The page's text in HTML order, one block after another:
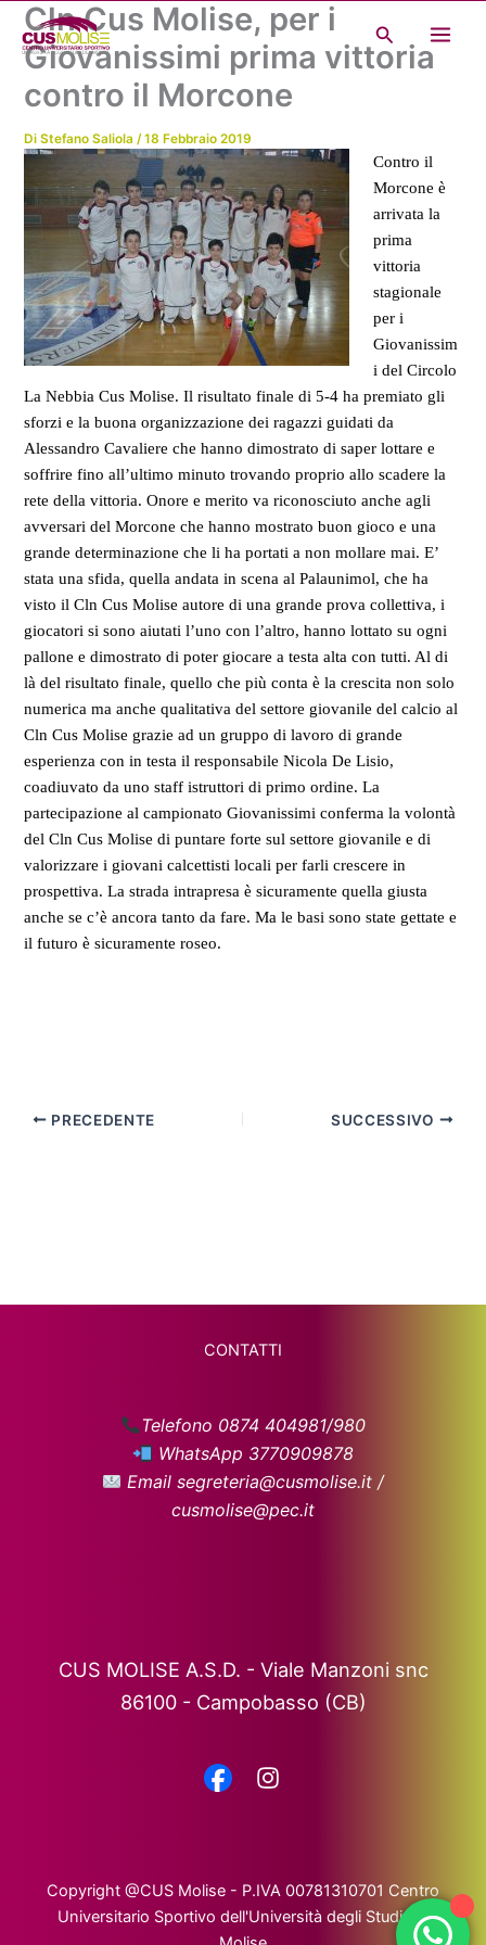
contenuto
Cerca
Cln Cus Molise, per i
Giovanissimi prima vittoria
contro il Morcone
DiStefano Saliola/18 Febbraio 2019
Contro il
Morcone è
arrivata la
prima
vittoria
stagionale
per i
Giovanissim
i del Circolo
La Nebbia Cus Molise. Il risultato finale di 5-4 ha premiato gli
sforzi e la buona organizzazione dei ragazzi guidati da
Alessandro Cavaliere che hanno dimostrato di saper lottare e
soffrire fino all’ultimo minuto trovando proprio allo scadere la
rete della vittoria. Onore e merito va riconosciuto anche agli
avversari del Morcone che hanno mostrato buon gioco e una
grande determinazione che li ha portati a non mollare mai. E’
stata una sfida, quella andata in scena al Palaunimol, che ha
visto il Cln Cus Molise autore di una grande prova collettiva, i
giocatori si sono aiutati l’uno con l’altro, hanno lottato su ogni
pallone e dimostrato di poter giocare a testa alta con tutti. Al di
là del risultato finale, quello che più conta è la crescita non solo
numerica ma anche qualitativa del settore giovanile del calcio al
Cln Cus Molise grazie ad un gruppo di lavoro di grande
esperienza con in testa il responsabile Nicola De Lisio,
coadiuvato da uno staff istruttori di primo ordine. La
partecipazione al campionato Giovanissimi conferma la volontà
del Cln Cus Molise di puntare forte sul settore giovanile e di
valorizzare i giovani calcettisti locali per farli crescere in
prospettiva. La strada intrapresa è sicuramente quella giusta
anche se c’è ancora tanto da fare. Ma le basi sono state gettate e
il futuro è sicuramente roseo.
PRECEDENTE SUCCESSIVO
CONTATTI
Telefono 0874 404981/980
WhatsApp 3770909878
Email segreteria@cusmolise.it /
cusmolise@pec.it
CUS MOLISE A.S.D. - Viale Manzoni snc
86100 - Campobasso (CB)
Copyright @CUS Molise - P.IVA 00781310701 Centro
Universitario Sportivo dell'Università degli Studi del